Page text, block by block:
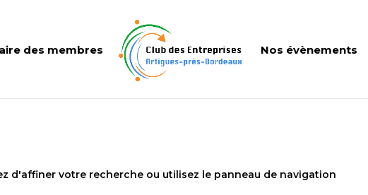
des membres Nos évènements
d'affiner votre recherche ou utilisez le panneau de navigation